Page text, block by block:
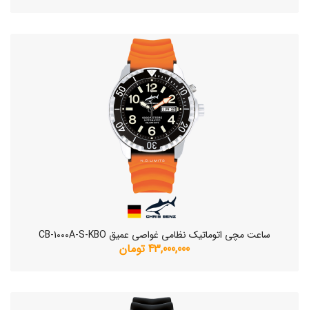
ساعت مچی اتوماتیک نظامی غواصی عمیق CB-1000A-S-KBO
43,000,000 تومان